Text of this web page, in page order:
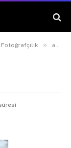
» analog ara görsel